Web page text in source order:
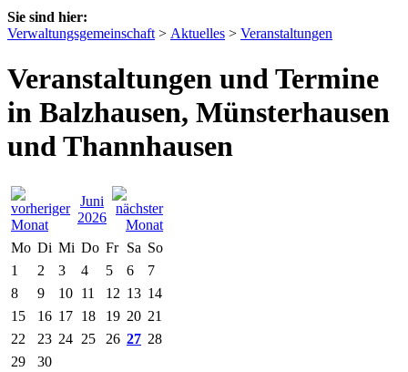
Sie sind hier:
Verwaltungsgemeinschaft > Aktuelles > Veranstaltungen
Veranstaltungen und Termine
in Balzhausen, Münsterhausen
und Thannhausen
Juni
2026
Mo Di Mi Do Fr Sa So
1
2 3 4 5 6
7
8
9 10 11 12 13 14
15
16 17 18 19 20 21
22
23 24 25 26 27 28
29
30